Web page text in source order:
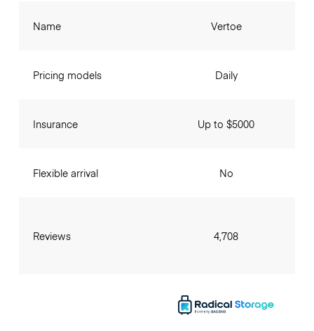
Name
Pricing models
Insurance
Flexible arrival
Reviews
Vertoe
Daily
Up to $5000
No
4,708